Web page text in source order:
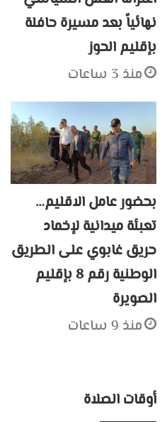
نهائياً بعد مسيرة حافلة
بإقليم الحوز
منذ 3 ساعات
بحضور عامل الاقليم…
تعبئة ميدانية لإخماد
حريق غابوي على الطريق
الوطنية رقم 8 بإقليم
الصويرة
منذ 9 ساعات
أوقات الصلاة